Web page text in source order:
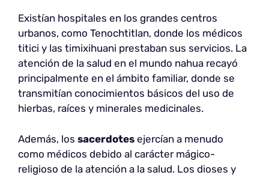
Existían hospitales en los grandes centros
urbanos, como Tenochtitlan, donde los médicos
titici y las timixihuani prestaban sus servicios. La
atención de la salud en el mundo nahua recayó
principalmente en el ámbito familiar, donde se
transmitían conocimientos básicos del uso de
hierbas, raíces y minerales medicinales.
Además, los sacerdotes ejercían a menudo
como médicos debido al carácter mágico-
religioso de la atención a la salud. Los dioses y